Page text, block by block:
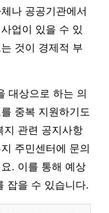
나 공공기관에서
업이 있을 수 있
것이 경제적 부
대상으로 하는 의
중복 지원하기도
지 관련 공지사항
주민센터에 문의
. 이를 통해 예상
잡을 수 있습니다.